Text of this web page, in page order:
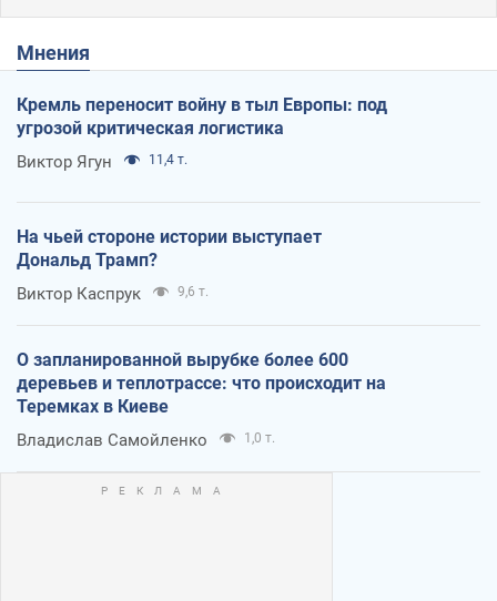
Мнения
Кремль переносит войну в тыл Европы: под
угрозой критическая логистика
Виктор Ягун 11,4 т.
На чьей стороне истории выступает
Дональд Трамп?
Виктор Каспрук 9,6 т.
О запланированной вырубке более 600
деревьев и теплотрассе: что происходит на
Теремках в Киеве
Владислав Самойленко 1,0 т.